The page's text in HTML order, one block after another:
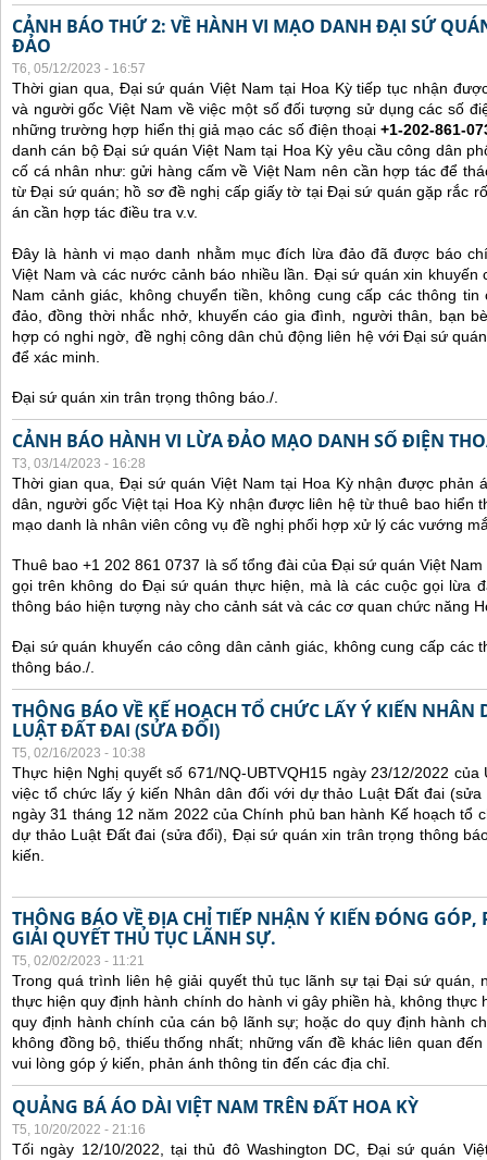
CẢNH BÁO THỨ 2: VỀ HÀNH VI MẠO DANH ĐẠI SỨ
ĐẢO
T6, 05/12/2023 - 16:57
Thời gian qua, Đại sứ quán Việt Nam tại Hoa Kỳ tiếp tục nhận
và người gốc Việt Nam về việc một số đối tượng sử dụng các số
những trường hợp hiển thị giả mạo các số điện thoại+1-202-861-
danh cán bộ Đại sứ quán Việt Nam tại Hoa Kỳ yêu cầu công dân
cố cá nhân như: gửi hàng cấm về Việt Nam nên cần hợp tác để
từ Đại sứ quán; hồ sơ đề nghị cấp giấy tờ tại Đại sứ quán gặp rắc
án cần hợp tác điều tra v.v.
Đây là hành vi mạo danh nhằm mục đích lừa đảo đã được báo
Việt Nam và các nước cảnh báo nhiều lần. Đại sứ quán xin khuyến
Nam cảnh giác, không chuyển tiền, không cung cấp các thông
đảo, đồng thời nhắc nhở, khuyến cáo gia đình, người thân, bạn
hợp có nghi ngờ, đề nghị công dân chủ động liên hệ với Đại sứ
để xác minh.
Đại sứ quán xin trân trọng thông báo./.
CẢNH BÁO HÀNH VI LỪA ĐẢO MẠO DANH SỐ ĐIỆN
T3, 03/14/2023 - 16:28
Thời gian qua, Đại sứ quán Việt Nam tại Hoa Kỳ nhận được phản
dân, người gốc Việt tại Hoa Kỳ nhận được liên hệ từ thuê bao hiển
mạo danh là nhân viên công vụ đề nghị phối hợp xử lý các vướng
Thuê bao +1 202 861 0737 là số tổng đài của Đại sứ quán Việt
gọi trên không do Đại sứ quán thực hiện, mà là các cuộc gọi lừa
thông báo hiện tượng này cho cảnh sát và các cơ quan chức năng
Đại sứ quán khuyến cáo công dân cảnh giác, không cung cấp các
thông báo./.
THÔNG BÁO VỀ KẾ HOẠCH TỔ CHỨC LẤY Ý KIẾN
LUẬT ĐẤT ĐAI (SỬA ĐỔI)
T5, 02/16/2023 - 10:38
Thực hiện Nghị quyết số 671/NQ-UBTVQH15 ngày 23/12/2022
việc tổ chức lấy ý kiến Nhân dân đối với dự thảo Luật Đất đai (sửa
ngày 31 tháng 12 năm 2022 của Chính phủ ban hành Kế hoạch tổ
dự thảo Luật Đất đai (sửa đổi), Đại sứ quán xin trân trọng thông
kiến.
THÔNG BÁO VỀ ĐỊA CHỈ TIẾP NHẬN Ý KIẾN ĐÓNG GÓP,
GIẢI QUYẾT THỦ TỤC LÃNH SỰ.
T5, 02/02/2023 - 11:21
Trong quá trình liên hệ giải quyết thủ tục lãnh sự tại Đại sứ quán,
thực hiện quy định hành chính do hành vi gây phiền hà, không thực
quy định hành chính của cán bộ lãnh sự; hoặc do quy định hành
không đồng bộ, thiếu thống nhất; những vấn đề khác liên quan
vui lòng góp ý kiến, phản ánh thông tin đến các địa chỉ.
QUẢNG BÁ ÁO DÀI VIỆT NAM TRÊN ĐẤT HOA KỲ
T5, 10/20/2022 - 21:16
Tối ngày 12/10/2022, tại thủ đô Washington DC, Đại sứ quán